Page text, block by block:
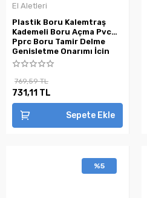
El Aletleri
Plastik Boru Kalemtraş
Kademeli Boru Açma Pvc
Pprc Boru Tamir Delme
Genişletme Onarımı İçin
3lü Havşa Seti ( Lisinya )
769,59 TL
731,11 TL
Sepete Ekle
%5